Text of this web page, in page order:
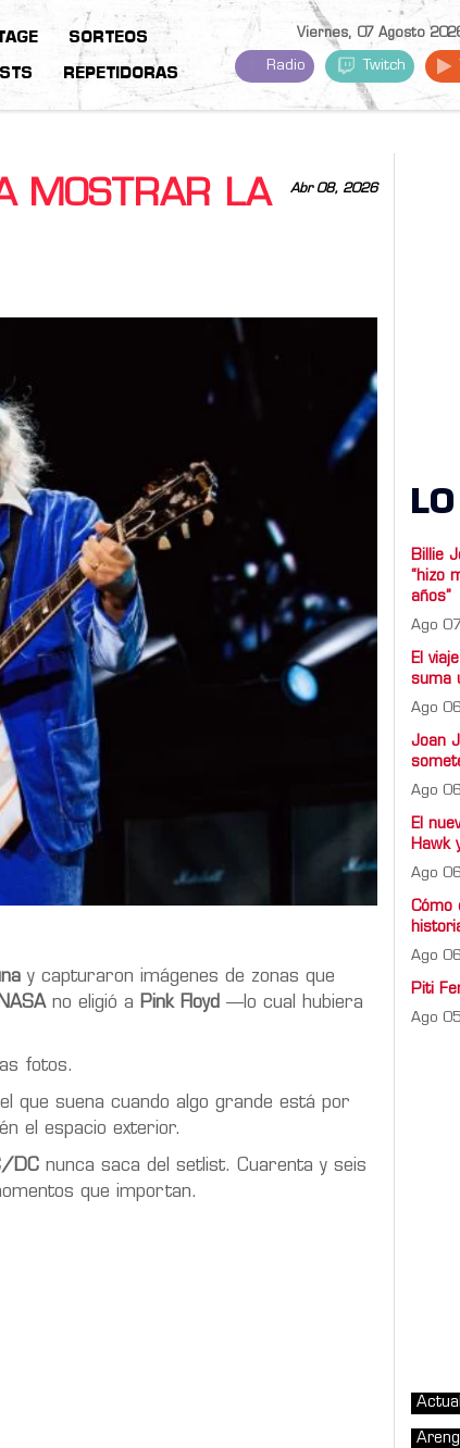
SORTEOS
REPETIDORAS
Viernes, 07 Agosto
Radio Twitch
Abr 08, 2026
MOSTRAR LA
y capturaron imágenes de zonas que
NASAno eligió a Pink Floyd —lo cual hubiera
fotos.
que suena cuando algo grande está por
el espacio exterior.
DC nunca saca del setlist. Cuarenta y seis
que importan.
Billie
“hizo
años”
Ago
El
suma
Ago
Joan
Ago
El
Hawk
Ago
Cómo
Ago
Piti
Ago